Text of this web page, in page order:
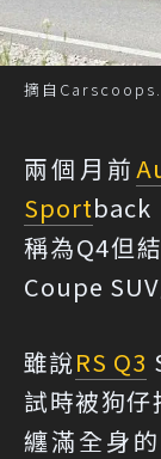
摘自
兩個月前
Sportback
稱為Q4但
Coupe
雖說RS Q3
試時被狗
纏滿全身